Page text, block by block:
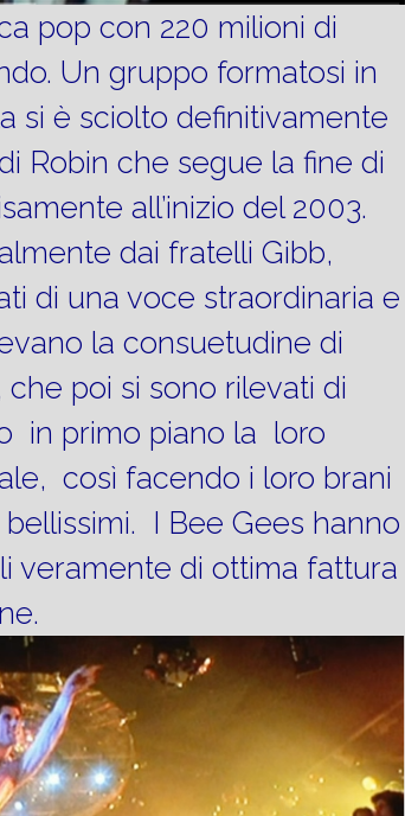
pop con 220 milioni di
Un gruppo formatosi in
si è sciolto definitivamente
Robin che segue la fine di
all’inizio del 2003.
dai fratelli Gibb,
di una voce straordinaria e
la consuetudine di
poi si sono rilevati di
in primo piano la loro
così facendo i loro brani
I Bee Gees hanno
veramente di ottima fattura